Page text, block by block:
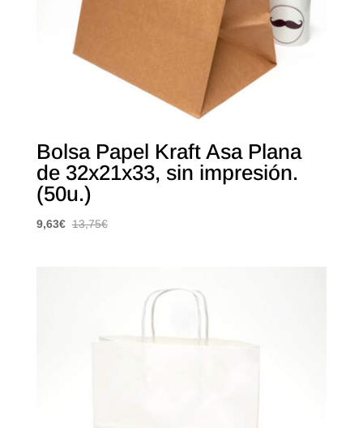
Bolsa Papel Kraft Asa Plana
de 32x21x33, sin impresión.
(50u.)
9,63€ 13,75€